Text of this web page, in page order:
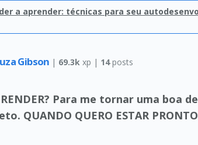
a aprender: técnicas para seu
Gibson | 69.3k xp | 14posts
Para me tornar uma boa
QUANDO QUERO ESTAR